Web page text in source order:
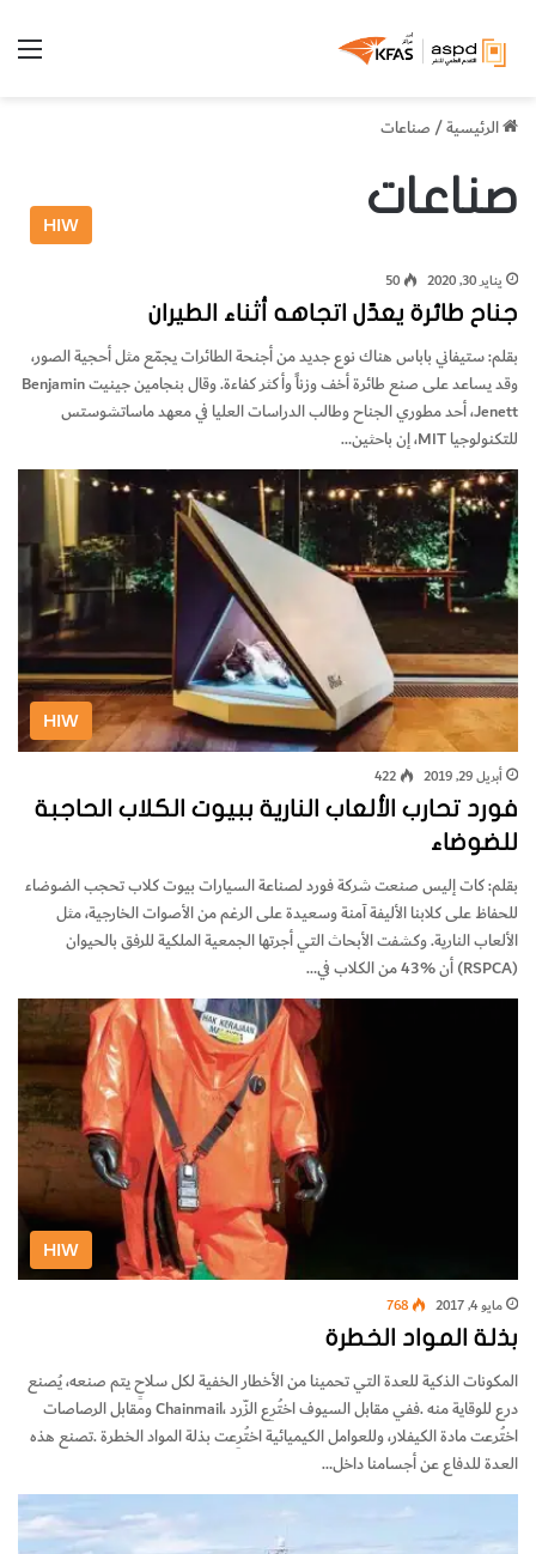
الرئيسية/صناعات
صناعات
HIW
يناير 30, 2020 50
جناح طائرة يعدّل اتجاهه أثناء الطيران
بقلم: ستيفاني باباس هناك نوع جديد من أجنحة الطائرات يجمّع مثل أحجية الصور،
وقد يساعد على صنع طائرة أخف وزناً وأكثر كفاءة. وقال بنجامين جينيت Benjamin
Jenett، أحد مطوري الجناح وطالب الدراسات العليا في معهد ماساتشوستس
للتكنولوجيا MIT، إن باحثين…
HIW
أبريل 29, 2019 422
فورد تحارب الألعاب النارية ببيوت الكلاب الحاجبة
للضوضاء
بقلم: كات إليس صنعت شركة فورد لصناعة السيارات بيوت كلاب تحجب الضوضاء
للحفاظ على كلابنا الأليفة آمنة وسعيدة على الرغم من الأصوات الخارجية، مثل
الألعاب النارية. وكشفت الأبحاث التي أجرتها الجمعية الملكية للرفق بالحيوان
(RSPCA) أن %43 من الكلاب في…
HIW
مايو 4, 2017 768
بذلة المواد الخطرة
‬العدة‭ ‬للدفاع‭ ‬عن‭ ‬أجسامنا‭ ‬داخل‭…